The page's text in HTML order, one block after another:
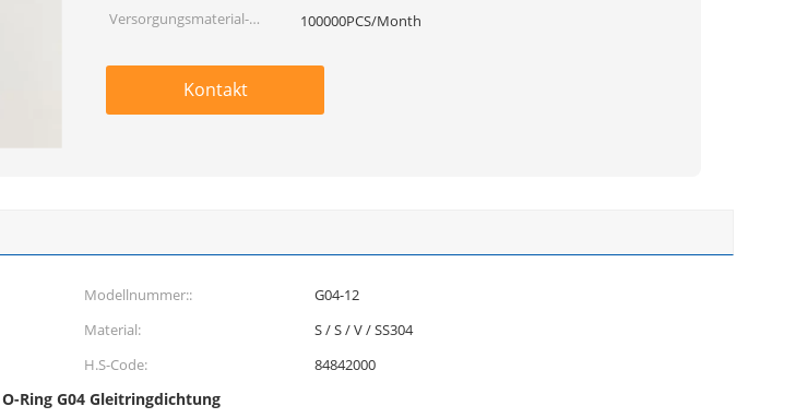
Versorgungsmaterial-
100000PCS/Month
Kontakt
Modellnummer::
G04-12
Material:
S / S / V / SS304
H.S-Code:
84842000
O-Ring G04 Gleitringdichtung